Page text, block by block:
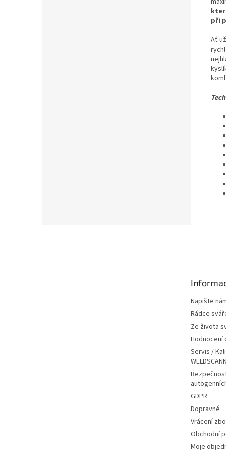
při
Ať
Napište
Rádce
Ze života
Hodnocení
Servis /
GDPR
Dopravné
Vrácení
Obchodní
Moje